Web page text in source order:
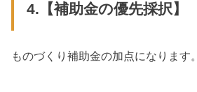
4.【補助金の優先採択】
ものづくり補助金の加点になります。